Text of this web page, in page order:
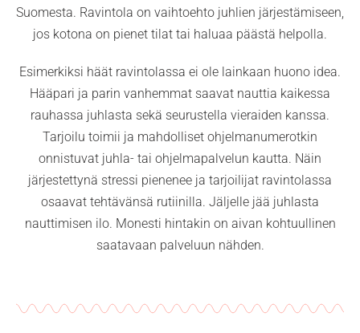
Suomesta. Ravintola on vaihtoehto juhlien järjestämiseen,
jos kotona on pienet tilat tai haluaa päästä helpolla.
Esimerkiksi häät ravintolassa ei ole lainkaan huono idea.
Hääpari ja parin vanhemmat saavat nauttia kaikessa
rauhassa juhlasta sekä seurustella vieraiden kanssa.
Tarjoilu toimii ja mahdolliset ohjelmanumerotkin
onnistuvat juhla- tai ohjelmapalvelun kautta. Näin
järjestettynä stressi pienenee ja tarjoilijat ravintolassa
osaavat tehtävänsä rutiinilla. Jäljelle jää juhlasta
nauttimisen ilo. Monesti hintakin on aivan kohtuullinen
saatavaan palveluun nähden.